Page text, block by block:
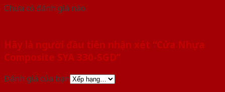
Chưa có đánh giá nào.
Hãy là người đầu tiên nhận xét “Cửa Nhựa
Composite SYA 330-SGD”
Đánh giá của bạn